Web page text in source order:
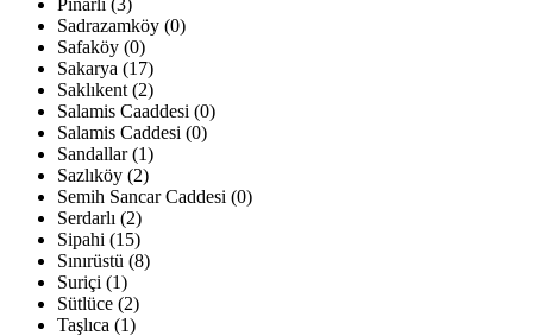
Pınarlı (3)
Sadrazamköy (0)
Safaköy (0)
Sakarya (17)
Saklıkent (2)
Salamis Caaddesi (0)
Salamis Caddesi (0)
Sandallar (1)
Sazlıköy (2)
Semih Sancar Caddesi (0)
Serdarlı (2)
Sipahi (15)
Sınırüstü (8)
Suriçi (1)
Sütlüce (2)
Taşlıca (1)